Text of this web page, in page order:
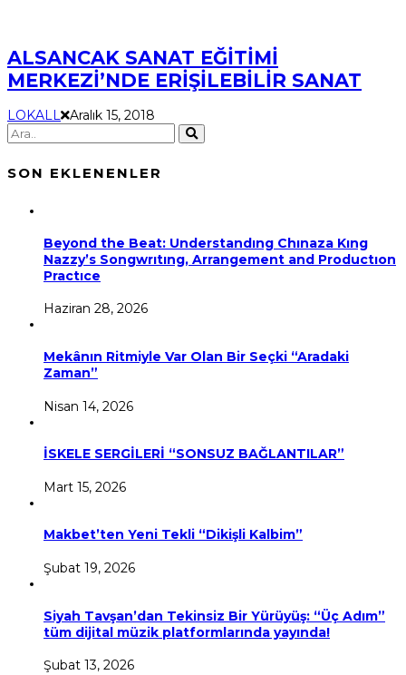
ALSANCAK SANAT EĞİTİMİ
MERKEZİ’NDE ERİŞİLEBİLİR SANAT
LOKALL Aralık 15, 2018
SON EKLENENLER
Beyond the Beat: Understandıng Chınaza Kıng
Nazzy’s Songwrıtıng, Arrangement and Productıon
Practıce
Haziran 28, 2026
Mekânın Ritmiyle Var Olan Bir Seçki “Aradaki
Zaman”
Nisan 14, 2026
İSKELE SERGİLERİ “SONSUZ BAĞLANTILAR”
Mart 15, 2026
Makbet’ten Yeni Tekli “Dikişli Kalbim”
Şubat 19, 2026
Siyah Tavşan’dan Tekinsiz Bir Yürüyüş: “Üç Adım”
tüm dijital müzik platformlarında yayında!
Şubat 13, 2026